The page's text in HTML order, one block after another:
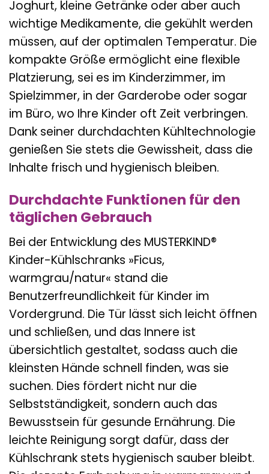
Joghurt, kleine Getränke oder aber auch
wichtige Medikamente, die gekühlt werden
müssen, auf der optimalen Temperatur. Die
kompakte Größe ermöglicht eine flexible
Platzierung, sei es im Kinderzimmer, im
Spielzimmer, in der Garderobe oder sogar
im Büro, wo Ihre Kinder oft Zeit verbringen.
Dank seiner durchdachten Kühltechnologie
genießen Sie stets die Gewissheit, dass die
Inhalte frisch und hygienisch bleiben.
Durchdachte Funktionen für den
täglichen Gebrauch
Bei der Entwicklung des MUSTERKIND®
Kinder-Kühlschranks »Ficus,
warmgrau/natur« stand die
Benutzerfreundlichkeit für Kinder im
Vordergrund. Die Tür lässt sich leicht öffnen
und schließen, und das Innere ist
übersichtlich gestaltet, sodass auch die
kleinsten Hände schnell finden, was sie
suchen. Dies fördert nicht nur die
Selbstständigkeit, sondern auch das
Bewusstsein für gesunde Ernährung. Die
leichte Reinigung sorgt dafür, dass der
Kühlschrank stets hygienisch sauber bleibt.